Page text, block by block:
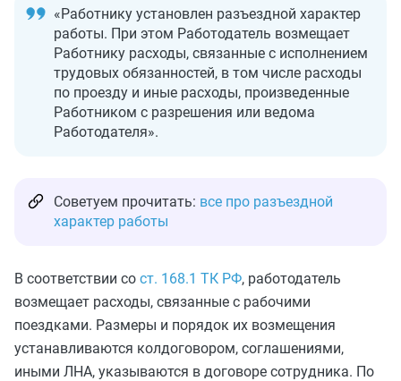
«Работнику установлен разъездной характер
работы. При этом Работодатель возмещает
Работнику расходы, связанные с исполнением
трудовых обязанностей, в том числе расходы
по проезду и иные расходы, произведенные
Работником с разрешения или ведома
Работодателя».
Советуем прочитать: все про разъездной
характер работы
В соответствии со ст. 168.1 ТК РФ, работодатель
возмещает расходы, связанные с рабочими
поездками. Размеры и порядок их возмещения
устанавливаются колдоговором, соглашениями,
иными ЛНА, указываются в договоре сотрудника. По